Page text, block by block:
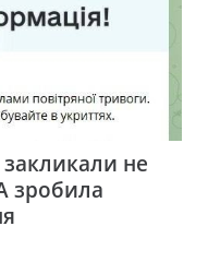
не
зробила